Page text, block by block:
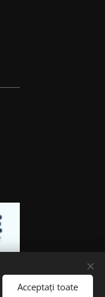
Acceptați toate